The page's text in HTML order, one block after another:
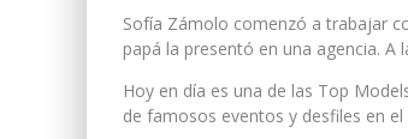
Sofía Zámolo comenzó a trabajar
papá la presentó en una agencia. A
Hoy en día es una de las Top
de famosos eventos y desfiles en